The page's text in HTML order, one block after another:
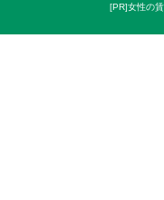
[PR]女性の